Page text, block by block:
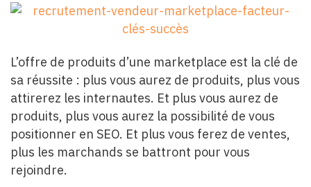
L’offre de produits d’une marketplace est la clé de
sa réussite : plus vous aurez de produits, plus vous
attirerez les internautes. Et plus vous aurez de
produits, plus vous aurez la possibilité de vous
positionner en SEO. Et plus vous ferez de ventes,
plus les marchands se battront pour vous
rejoindre.